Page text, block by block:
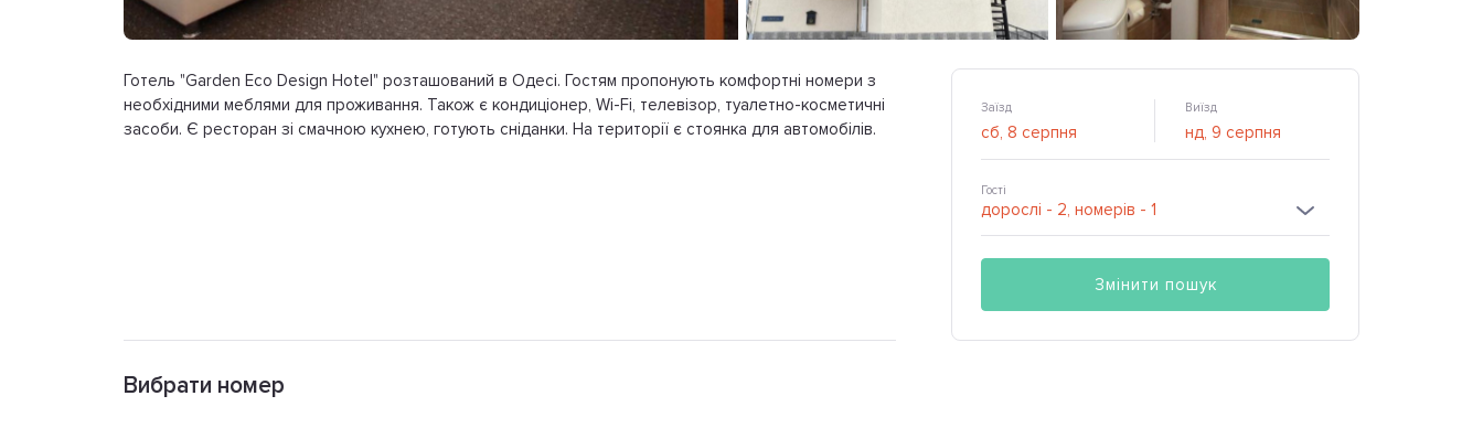
Готель "Garden Eco Design Hotel" розташований в Одесі. Гостям пропонують комфортні номери з
необхідними меблями для проживання. Також є кондиціонер, Wi-Fi, телевізор, туалетно-косметичні
засоби. Є ресторан зі смачною кухнею, готують сніданки. На території є стоянка для автомобілів.
Заїзд Виїзд
Гості
Змінити пошук
Вибрати номер